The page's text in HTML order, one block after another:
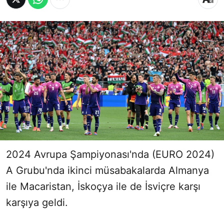
2024 Avrupa Şampiyonası'nda (EURO 2024)
A Grubu'nda ikinci müsabakalarda Almanya
ile Macaristan, İskoçya ile de İsviçre karşı
karşıya geldi.